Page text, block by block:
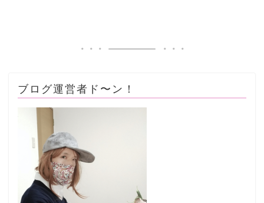
ブログ運営者ド〜ン！